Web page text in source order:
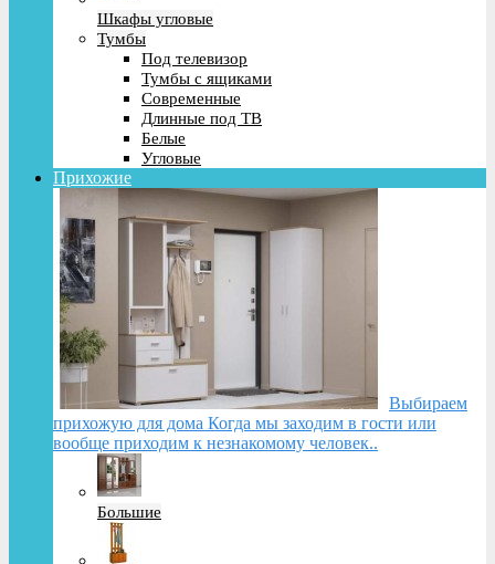
Шкафы угловые
Тумбы
Под телевизор
Тумбы с ящиками
Современные
Длинные под ТВ
Белые
Угловые
Прихожие
Выбираем
прихожую для дома Когда мы заходим в гости или
вообще приходим к незнакомому человек..
Большие